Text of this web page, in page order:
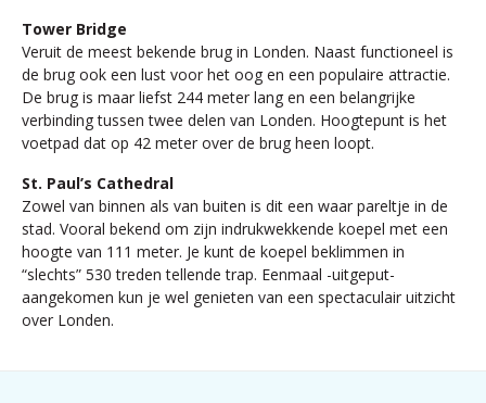
Tower Bridge
Veruit de meest bekende brug in Londen. Naast functioneel is
de brug ook een lust voor het oog en een populaire attractie.
De brug is maar liefst 244 meter lang en een belangrijke
verbinding tussen twee delen van Londen. Hoogtepunt is het
voetpad dat op 42 meter over de brug heen loopt.
St. Paul’s Cathedral
Zowel van binnen als van buiten is dit een waar pareltje in de
stad. Vooral bekend om zijn indrukwekkende koepel met een
hoogte van 111 meter. Je kunt de koepel beklimmen in
“slechts” 530 treden tellende trap. Eenmaal -uitgeput-
aangekomen kun je wel genieten van een spectaculair uitzicht
over Londen.